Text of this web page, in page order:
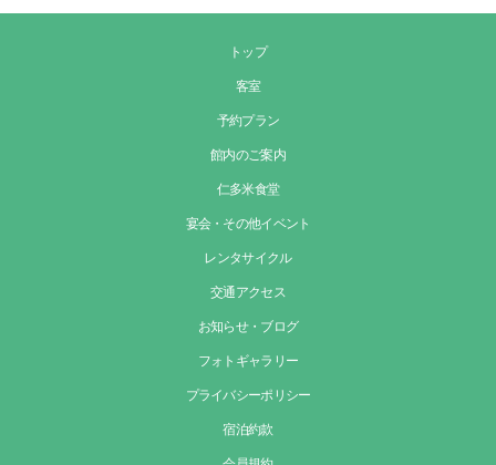
トップ
客室
予約プラン
館内のご案内
仁多米食堂
宴会・その他イベント
レンタサイクル
交通アクセス
お知らせ・ブログ
フォトギャラリー
プライバシーポリシー
宿泊約款